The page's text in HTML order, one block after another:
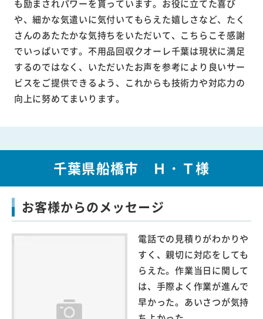
も励まされパワーを貰っています。お役に立てた喜び
や、細かな気遣いに気付いてもらえた嬉しさなど、たく
さんのあたたかな気持ちをいただいて、こちらこそ感謝
でいっぱいです。不用品回収クオーレ千葉は現状に満足
するのではなく、いただいたお声を参考により良いサー
ビスをご提供できるよう、これからも技術力や対応力の
向上に努めてまいります。
千葉県船橋市 Ｈ・Ｔ様
お客様からのメッセージ
電話での見積りがわかりや
すく、親切に対応をしても
らえた。作業当日に関して
は、手際よく作業が進んで
早かった。あいさつが気持